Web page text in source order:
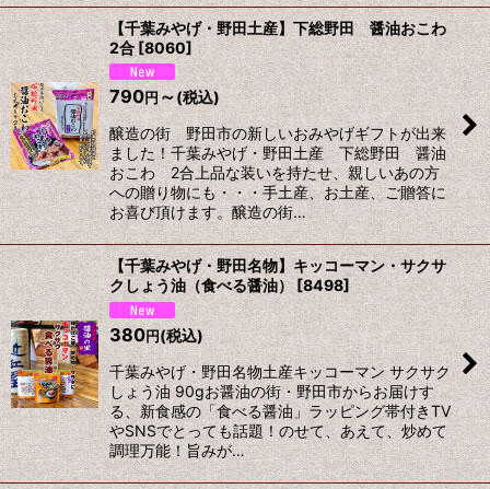
【千葉みやげ・野田土産】下総野田 醤油おこわ
2合 [8060]
790円～(税込)
醸造の街 野田市の新しいおみやげギフトが出来
ました！千葉みやげ・野田土産 下総野田 醤油
おこわ 2合上品な装いを持たせ、親しいあの方
への贈り物にも・・・手土産、お土産、ご贈答に
お喜び頂けます。醸造の街…
【千葉みやげ・野田名物】キッコーマン・サクサ
クしょう油（食べる醤油） [8498]
380円(税込)
千葉みやげ・野田名物土産キッコーマン サクサク
しょう油 90gお醤油の街・野田市からお届けす
る、新食感の「食べる醤油」ラッピング帯付きTV
やSNSでとっても話題！のせて、あえて、炒めて
調理万能！旨みが…